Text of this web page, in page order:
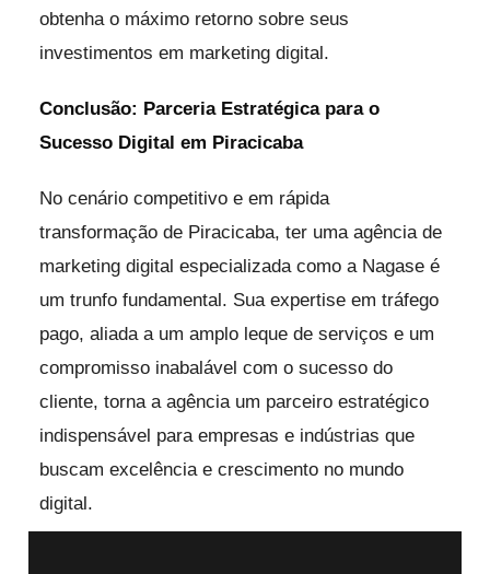
obtenha o máximo retorno sobre seus
investimentos em marketing digital.
Conclusão: Parceria Estratégica para o
Sucesso Digital em Piracicaba
No cenário competitivo e em rápida
transformação de Piracicaba, ter uma agência de
marketing digital especializada como a Nagase é
um trunfo fundamental. Sua expertise em tráfego
pago, aliada a um amplo leque de serviços e um
compromisso inabalável com o sucesso do
cliente, torna a agência um parceiro estratégico
indispensável para empresas e indústrias que
buscam excelência e crescimento no mundo
digital.